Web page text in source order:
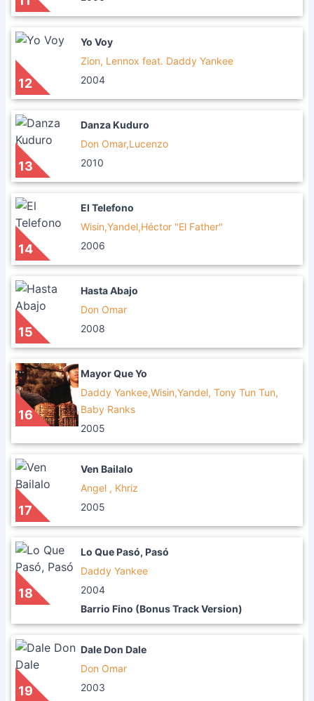
12
Yo Voy
Zion, Lennox feat. Daddy Yankee
2004
13
Danza Kuduro
Don Omar,Lucenzo
2010
14
El Telefono
Wisin,Yandel,Héctor "El Father"
2006
15
Hasta Abajo
Don Omar
2008
16
Mayor Que Yo
Daddy Yankee,Wisin,Yandel, Tony Tun Tun,
Baby Ranks
2005
17
Ven Bailalo
Angel , Khriz
2005
18
Lo Que Pasó, Pasó
Daddy Yankee
2004
Barrio Fino (Bonus Track Version)
19
Dale Don Dale
Don Omar
2003